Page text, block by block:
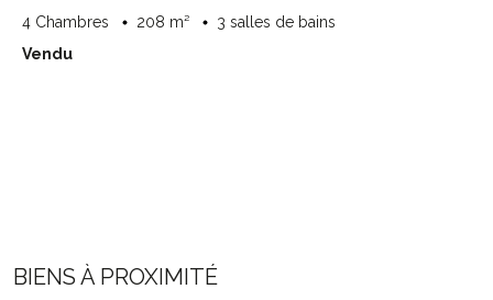
4 Chambres
208 m²
3 salles de bains
Vendu
BIENS À PROXIMITÉ